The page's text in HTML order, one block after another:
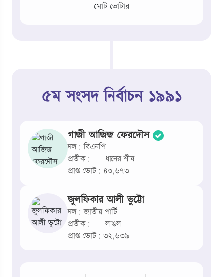
মোট ভোটার
৫ম সংসদ নির্বাচন ১৯৯১
গাজী আজিজ ফেরদৌস
দল: বিএনপি
প্রতীক:
ধানের শীষ
প্রাপ্ত ভোট: ৪৩,৬৭৩
জুলফিকার আলী ভুট্টো
দল: জাতীয় পার্টি
প্রতীক:
লাঙল
প্রাপ্ত ভোট: ৩২,৬৩৯